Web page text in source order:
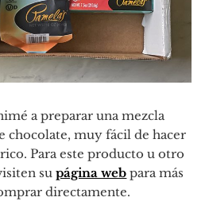
a preparar una mezcla
chocolate, muy fácil de hacer
Para este producto u otro
supágina web para más
directamente.